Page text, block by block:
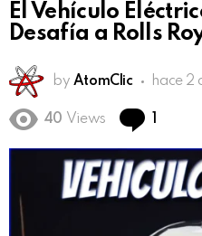
El Vehículo
Desafía a Rolls
by AtomClic hace 2
40 Views